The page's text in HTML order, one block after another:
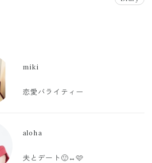
miki
恋愛バライティー
aloha
夫とデート🙂‍↔️🩷